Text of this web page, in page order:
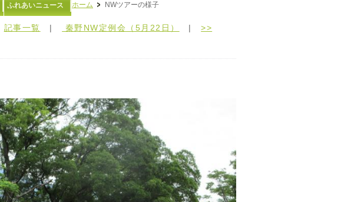
ふれあいニュース ホーム NWツアーの様子
記事一覧 | 秦野NW定例会（5月22日） |>>